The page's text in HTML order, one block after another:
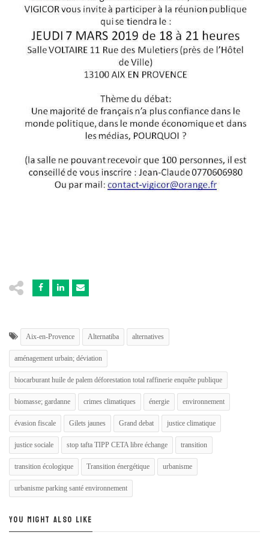
Aix-en-Provence Alternatiba alternatives
aménagement urbain; déviation
biocarburant huile de palem déforestation total raffinerie enquête publique
biomasse; gardanne crimes climatiques énergie environnement
évasion fiscale Gilets jaunes Grand debat justice climatique
justice sociale stop tafta TIPP CETA libre échange transition
transition écologique Transition énergétique urbanisme
urbanisme parking santé environnement
YOU MIGHT ALSO LIKE